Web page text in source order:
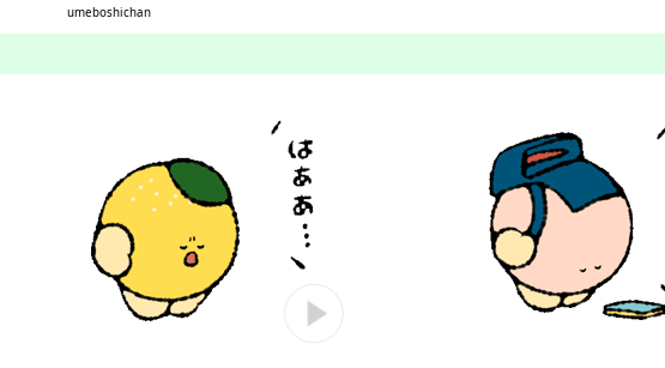
umeboshichan